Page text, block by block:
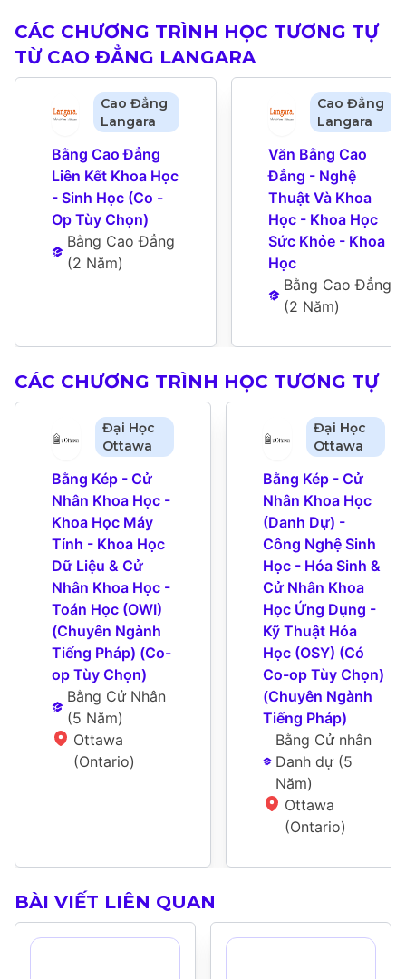
CÁC CHƯƠNG TRÌNH HỌC TƯƠNG TỰ
TỪ CAO ĐẲNG LANGARA
Cao Đẳng
Langara
Bằng Cao Đẳng
Liên Kết Khoa Học
- Sinh Học (Co -
Op Tùy Chọn)
Bằng Cao Đẳng
(2 Năm)
Cao Đẳng
Langara
Văn Bằng Cao
Đẳng - Nghệ
Thuật Và Khoa
Học - Khoa Học
Sức Khỏe - Khoa
Học
Bằng Cao Đẳng
(2 Năm)
CÁC CHƯƠNG TRÌNH HỌC TƯƠNG TỰ
Đại Học
Ottawa
Bằng Kép - Cử
Nhân Khoa Học -
Khoa Học Máy
Tính - Khoa Học
Dữ Liệu & Cử
Nhân Khoa Học -
Toán Học (OWI)
(Chuyên Ngành
Tiếng Pháp) (Co-
op Tùy Chọn)
Bằng Cử Nhân
(5 Năm)
Ottawa
(Ontario)
Đại Học
Ottawa
Bằng Kép - Cử
Nhân Khoa Học
(Danh Dự) -
Công Nghệ Sinh
Học - Hóa Sinh &
Cử Nhân Khoa
Học Ứng Dụng -
Kỹ Thuật Hóa
Học (OSY) (Có
Co-op Tùy Chọn)
(Chuyên Ngành
Tiếng Pháp)
Bằng Cử nhân
Danh dự (5
Năm)
Ottawa
(Ontario)
BÀI VIẾT LIÊN QUAN